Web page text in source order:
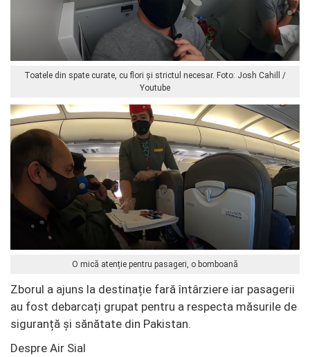
Toatele din spate curate, cu flori și strictul necesar. Foto: Josh Cahill /
Youtube
O mică atenție pentru pasageri, o bomboană
Zborul a ajuns la destinație fară întârziere iar pasagerii
au fost debarcați grupat pentru a respecta măsurile de
siguranță și sănătate din Pakistan.
Despre Air Sial